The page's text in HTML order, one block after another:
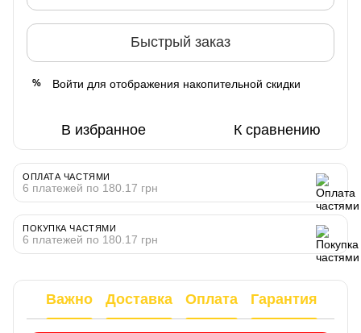
Быстрый заказ
% Войти для отображения накопительной скидки
В избранное К сравнению
ОПЛАТА ЧАСТЯМИ
6 платежей по 180.17 грн
ПОКУПКА ЧАСТЯМИ
6 платежей по 180.17 грн
Важно Доставка Оплата Гарантия